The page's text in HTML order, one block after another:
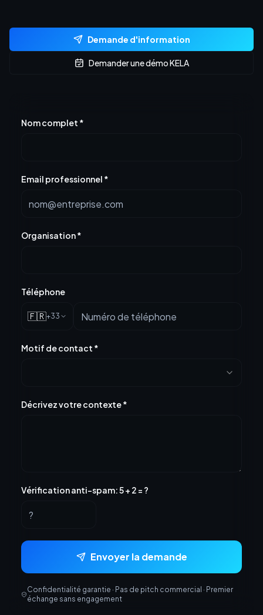
Demande d'information
Demander une démo KELA
Nom complet *
Email professionnel *
Organisation*
Téléphone
🇫🇷+33
Motif de contact *
Décrivez votre contexte*
Vérification anti-spam:5+ 2 = ?
Envoyer la demande
Confidentialité garantie · Pas de pitch commercial · Premier
échange sans engagement